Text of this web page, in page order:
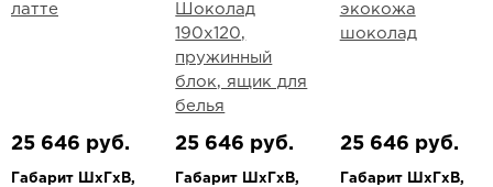
латте
25 646 руб.
Габарит ШхГхВ,
Шоколад
190х120,
пружинный
блок, ящик для
белья
25 646 руб.
Габарит ШхГхВ,
экокожа
шоколад
25 646 руб.
Габарит ШхГхВ,